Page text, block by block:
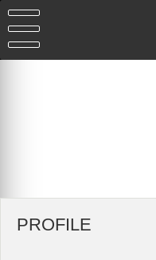
content
PROFILE